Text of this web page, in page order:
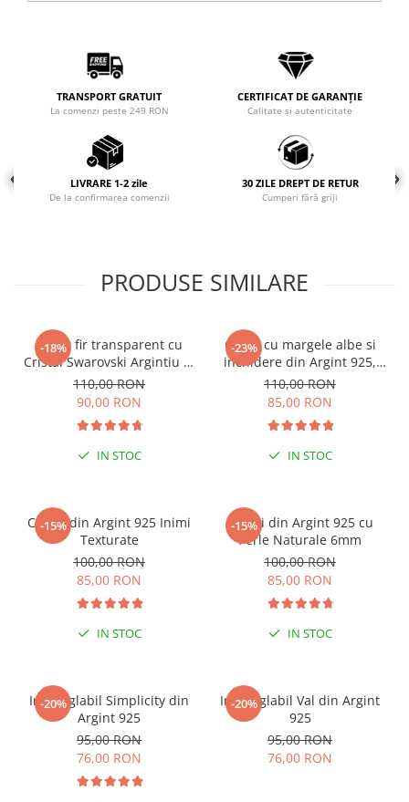
Coliere cu pietre semiprețioase
TRANSPORT GRATUIT
La comenzi peste 249 RON
CERTIFICAT DE GARANȚIE
Calitate și autenticitate
LIVRARE 1-2 zile
De la confirmarea comenzii
30 ZILE DREPT DE RETUR
Cumperi fără griji
PRODUSE SIMILARE
-18%
Colier fir transparent cu
Cristal Swarovski Argintiu in
Caseta din Argint 925
110,00 RON
90,00 RON
IN STOC
-23%
Colier cu margele albe si
inchidere din Argint 925,
reglabil 38-41 cm
110,00 RON
85,00 RON
IN STOC
-15%
Cercei din Argint 925 Inimi
Texturate
100,00 RON
85,00 RON
IN STOC
-15%
Cercei din Argint 925 cu
Perle Naturale 6mm
100,00 RON
85,00 RON
IN STOC
-20%
Inel reglabil Simplicity din
Argint 925
95,00 RON
76,00 RON
-20%
Inel reglabil Val din Argint
925
95,00 RON
76,00 RON